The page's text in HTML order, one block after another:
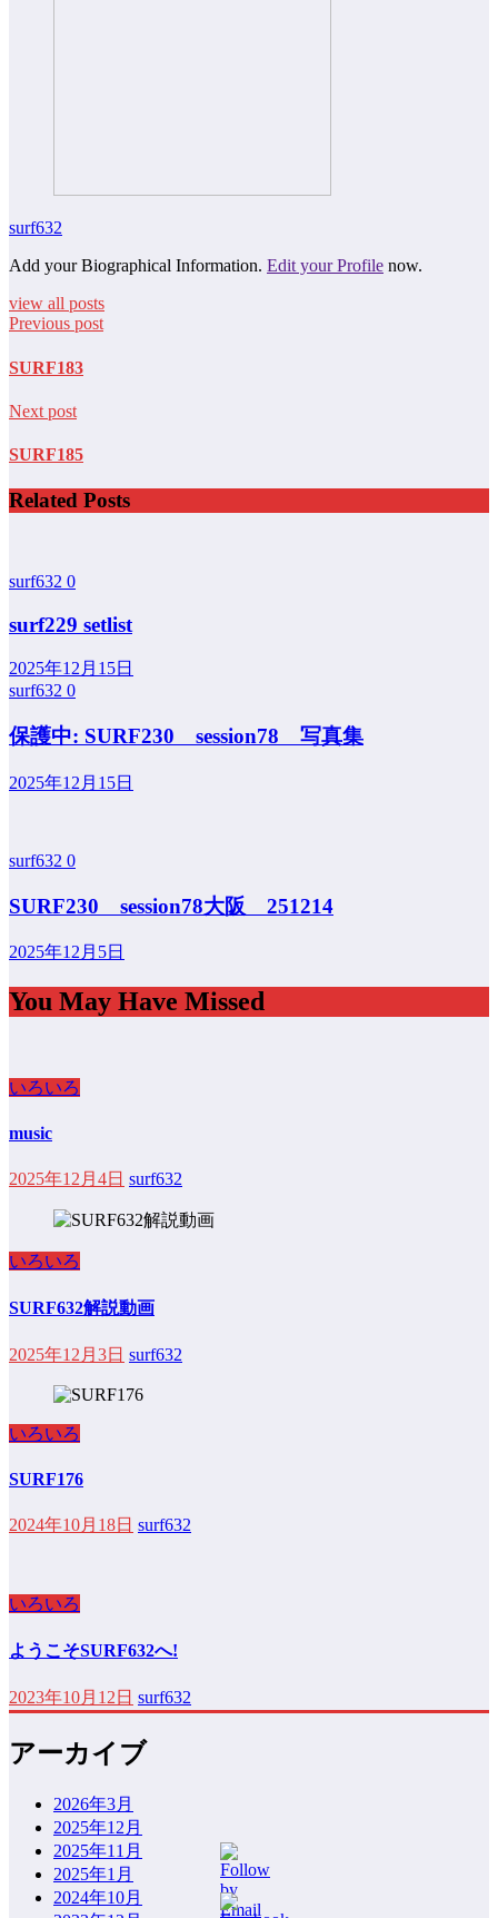
surf632
Add your Biographical Information. Edit your Profile now.
view all posts
Previous post
SURF183
Next post
SURF185
Related Posts
surf632 0
surf229 setlist
2025年12月15日
surf632 0
保護中: SURF230 session78 写真集
2025年12月15日
surf632 0
SURF230 session78大阪 251214
2025年12月5日
You May Have Missed
いろいろ
music
2025年12月4日 surf632
いろいろ
SURF632解説動画
2025年12月3日 surf632
いろいろ
SURF176
2024年10月18日 surf632
いろいろ
ようこそSURF632へ!
2023年10月12日 surf632
アーカイブ
2026年3月
2025年12月
2025年11月
2025年1月
2024年10月